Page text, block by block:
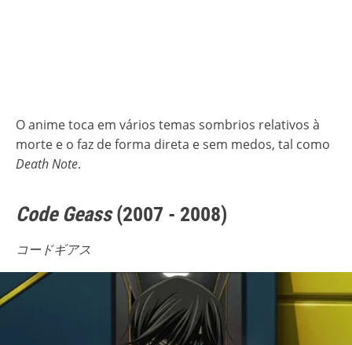
O anime toca em vários temas sombrios relativos à
morte e o faz de forma direta e sem medos, tal como
Death Note.
Code Geass(2007 - 2008)
コードギアス